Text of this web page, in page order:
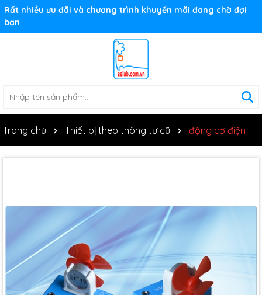
Rất nhiều ưu đãi và chương trình khuyến mãi đang chờ đợi
bạn
Trang chủ Thiết bị theo thông tư cũ động cơ điện